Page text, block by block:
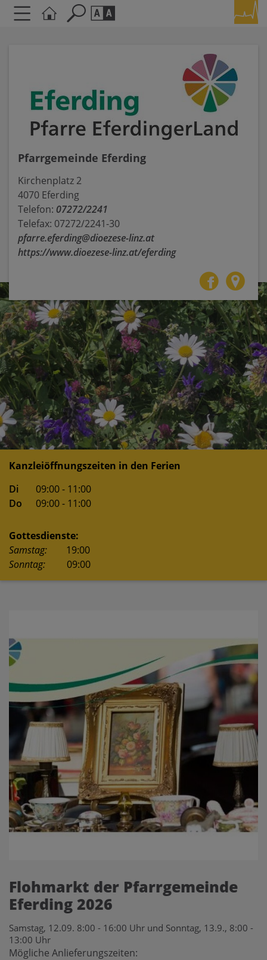
A AA
Kontrasteinstellungen
A A A A A
Pfarrgemeinde Eferding
Kirchenplatz 2
4070 Eferding
Telefon: 07272/2241
Telefax: 07272/2241-30
pfarre.eferding@dioezese-linz.at
https://www.dioezese-linz.at/eferding
Kanzleiöffnungszeiten in den Ferien
Di
09:00 - 11:00
Do
09:00 - 11:00
Gottesdienste:
Samstag:
19:00
Sonntag: 09:00
Flohmarkt der Pfarrgemeinde
Eferding 2026
Samstag, 12.09. 8:00 - 16:00 Uhr und Sonntag, 13.9., 8:00 -
13:00 Uhr
Mögliche Anlieferungszeiten: